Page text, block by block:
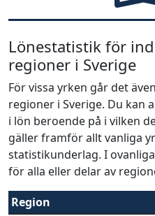
Lönestatistik för
regioner i Sverige
För vissa yrken går det
regioner i Sverige. Du kan
i lön beroende på i vilken
gäller framför allt vanliga
statistikunderlag. I
för alla eller delar av
Region